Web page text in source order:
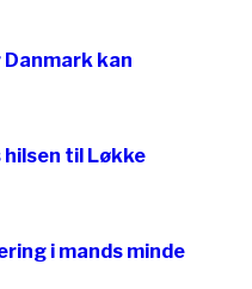
kan
til Løkke
i mands minde